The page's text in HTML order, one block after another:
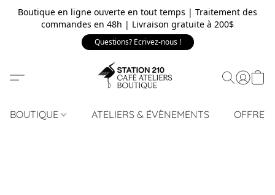
Boutique en ligne ouverte en tout temps | Traitement des
commandes en 48h | Livraison gratuite à 200$
Questions? Écrivez-nous !
BOUTIQUE ATELIERS & ÉVÈNEMENTS OFFRE